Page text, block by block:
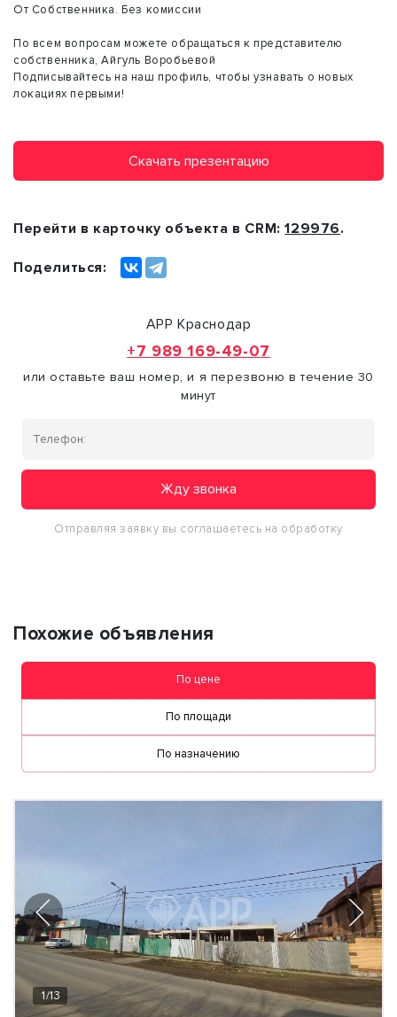
От Собственника. Без комиссии
По всем вопросам можете обращаться к представителю
собственника, Айгуль Воробьевой
Подписывайтесь на наш профиль, чтобы узнавать о новых
локациях первыми!
Скачать презентацию
Перейти в карточку объекта в CRM:129976.
Поделиться:
АРР Краснодар
+7 989 169-49-07
или оставьте ваш номер, и я перезвоню в течение 30
минут
Жду звонка
Отправляя заявку вы соглашаетесь на обработку
Похожие объявления
По цене
По площади
По назначению
1/13